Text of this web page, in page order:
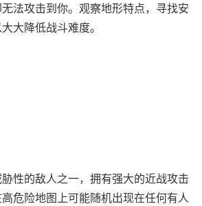
法攻击到你。观察地形特点，寻找安
大降低战斗难度。
性的敌人之一，拥有强大的近战攻击
危险地图上可能随机出现在任何有人